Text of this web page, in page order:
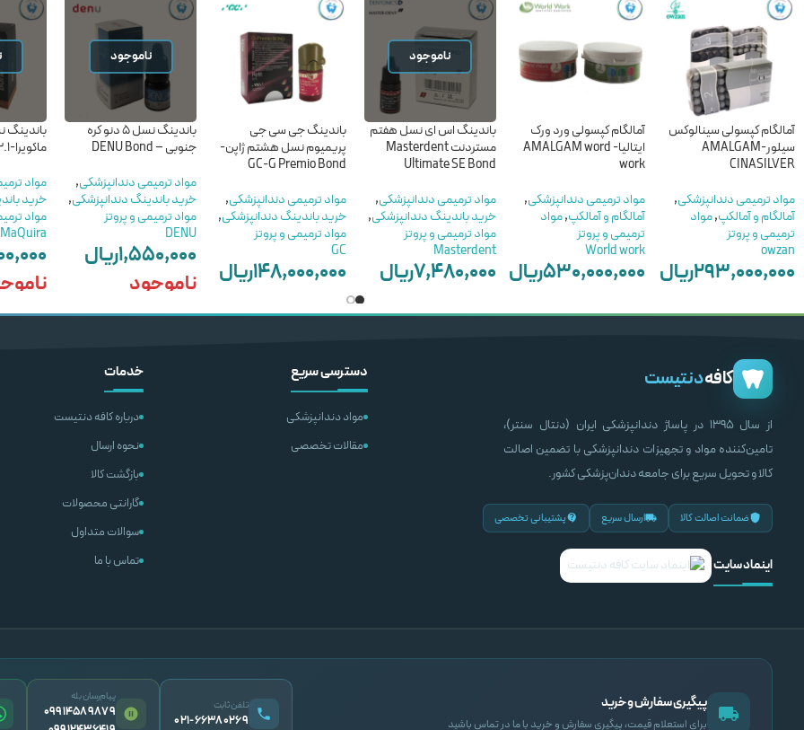
آمالگام کپسولی سینالوکس
سیلور-AMALGAM
CINASILVER
مواد ترمیمی دندانپزشکی,
آمالگام و آمالکپ,مواد
ترمیمی و پروتز
owzan
۲۹۳,۰۰۰,۰۰۰ریال
انتخاب گزینه ها
آمالگام کپسولی ورد ورک
ایتالیا- AMALGAM word
work
مواد ترمیمی دندانپزشکی,
آمالگام و آمالکپ,مواد
ترمیمی و پروتز
World work
۵۳۰,۰۰۰,۰۰۰ریال
ناموجود
باندینگ اس ای نسل هفتم
مستردنت Masterdent
Ultimate SE Bond
مواد ترمیمی دندانپزشکی,
خرید باندینگ دندانپزشکی,
مواد ترمیمی و پروتز
Masterdent
۷,۴۸۰,۰۰۰ریال
باندینگ جی سی جی
پریمیوم نسل هشتم ژاپن-
GC-G Premio Bond
مواد ترمیمی دندانپزشکی,
خرید باندینگ دندانپزشکی,
مواد ترمیمی و پروتز
GC
۱۴۸,۰۰۰,۰۰۰ریال
ناموجود
باندینگ نسل 5 دنو کره
جنوبی – DENU Bond
مواد ترمیمی دندانپزشکی,
خرید باندینگ دندانپزشکی,
مواد ترمیمی و پروتز
DENU
۱,۵۵۰,۰۰۰ریال
ناموجود
ماکویرا-MaQuira Bond 2.1
مواد
خرید
مواد
MaQuira
کافهدنتیست
از سال ۱۳۹۵ در پاساژ دندانپزشکی ایران (دنتال سنتر)،
تامین‌کننده مواد و تجهیزات دندانپزشکی با تضمین اصالت
کالا و تحویل سریع برای جامعه دندان‌پزشکی کشور.
ضمانت اصالت کالا ارسال سریع پشتیبانی تخصصی
اینماد سایت
دسترسی سریع
مواد دندانپزشکی
مقالات تخصصی
خدمات
درباره کافه دنتیست
نحوه ارسال
بازگشت کالا
گارانتی محصولات
سوالات متداول
تماس با ما
پیگیری سفارش و خرید
برای استعلام قیمت، پیگیری سفارش و خرید با ما در تماس باشید
تلفن ثابت
۰۲۱-۶۶۳۸۰۲۶۹
پیام‌رسان بله
09914589879